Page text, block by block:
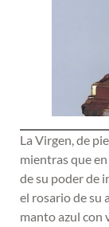
La Virgen, de
mientras que
de su poder de
el rosario de su
manto azul con